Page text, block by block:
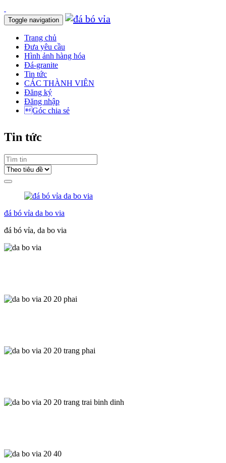
Toggle navigation
Trang chủ
Đưa yêu cầu
Hình ảnh hàng hóa
Đá-granite
Tin tức
CÁC THÀNH VIÊN
Đăng ký
Đăng nhập
Góc chia sẻ
Tin tức
đá bó vỉa da bo via
đá bó vỉa, da bo via